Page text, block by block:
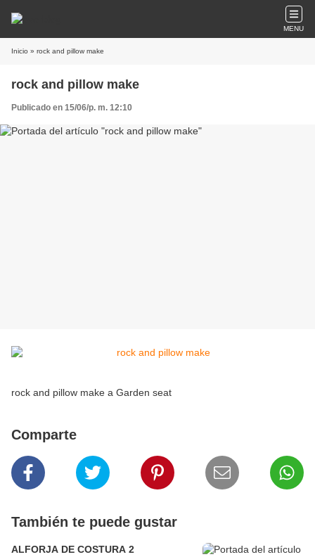
MENU
Inicio » rock and pillow make
rock and pillow make
Publicado en 15/06/p. m. 12:10
rock and pillow make a Garden seat
Comparte
También te puede gustar
ALFORJA DE COSTURA 2